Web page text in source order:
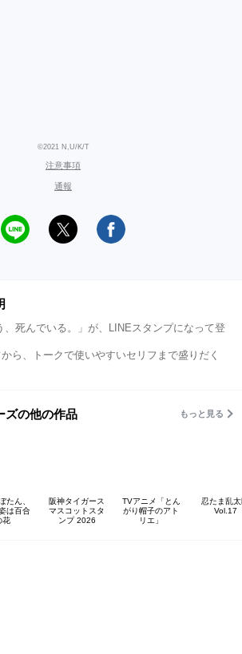
©2021 N,U/K/T
注意事項
通報
、死んでいる。」が、LINEスタンプになって登
ら、トークで使いやすいセリフまで盛りだく
ズの他の作品 もっと見る
たん、
は百合
花
阪神タイガース
マスコットスタ
ンプ 2026
TVアニメ「とん
がり帽子のアト
リエ」
忍たま乱
Vol.17